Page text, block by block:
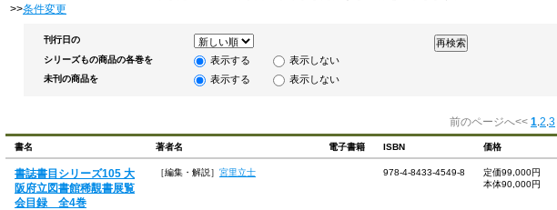
>>条件変更
刊行日の
シリーズもの商品の各巻を
表示する 表示しない
未刊の商品を 表示する 表示しない
前のページへ<< 1 2 3
書名 著者名 電子書籍 ISBN 価格
書誌書目シリーズ105 大
阪府立図書館稀覯書展覧
会目録 全4巻
［編集・解説］ 宮里立士 978-4-8433-4549-8
定価99,000円
本体90,000円